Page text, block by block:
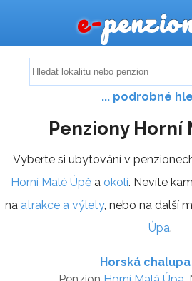
e-
... podrobné
Penziony Horní
Vyberte si ubytování v
Horní Malé Úpěa okolí. Nevíte
na atrakce a výlety, nebo na další
Úpa.
Horská